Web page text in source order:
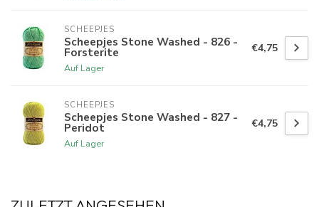
SCHEEPJES
Scheepjes Stone Washed - 826 -
Forsterite
Auf Lager
€4,75
SCHEEPJES
Scheepjes Stone Washed - 827 -
Peridot
Auf Lager
€4,75